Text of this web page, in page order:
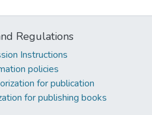
Regulations
Instructions
policies
for publication
for publishing books